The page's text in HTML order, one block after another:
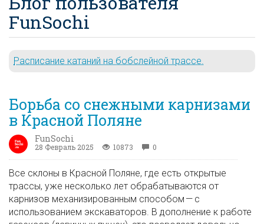
FunSochi
Расписание катаний на бобслейной трассе.
Борьба со снежными карнизами
в Красной Поляне
FunSochi
28 Февраль 2025 10873 0
Все склоны в Красной Поляне, где есть открытые
трассы, уже несколько лет обрабатываются от
карнизов механизированным способом — с
использованием экскаваторов. В дополнение к работе